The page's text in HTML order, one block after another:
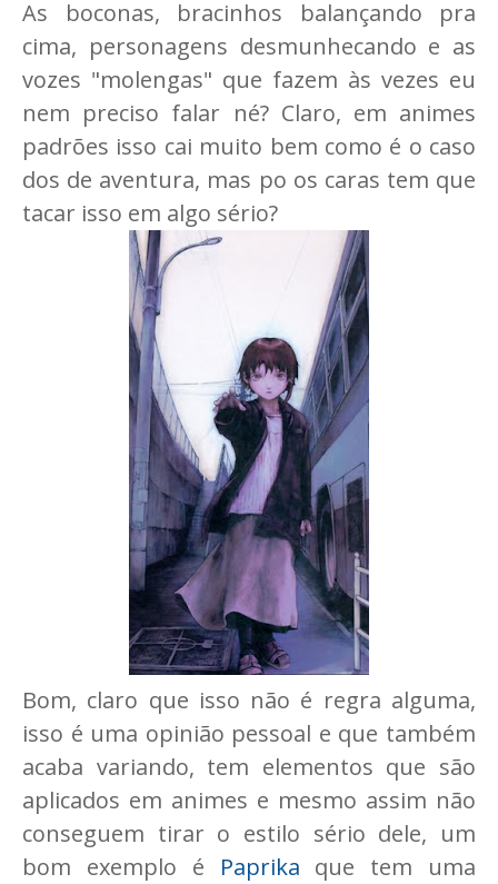
As boconas, bracinhos balançando pra
cima, personagens desmunhecando e as
vozes "molengas" que fazem às vezes eu
nem preciso falar né? Claro, em animes
padrões isso cai muito bem como é o caso
dos de aventura, mas po os caras tem que
tacar isso em algo sério?
Bom, claro que isso não é regra alguma,
isso é uma opinião pessoal e que também
acaba variando, tem elementos que são
aplicados em animes e mesmo assim não
conseguem tirar o estilo sério dele, um
bom exemplo é Paprika que tem uma